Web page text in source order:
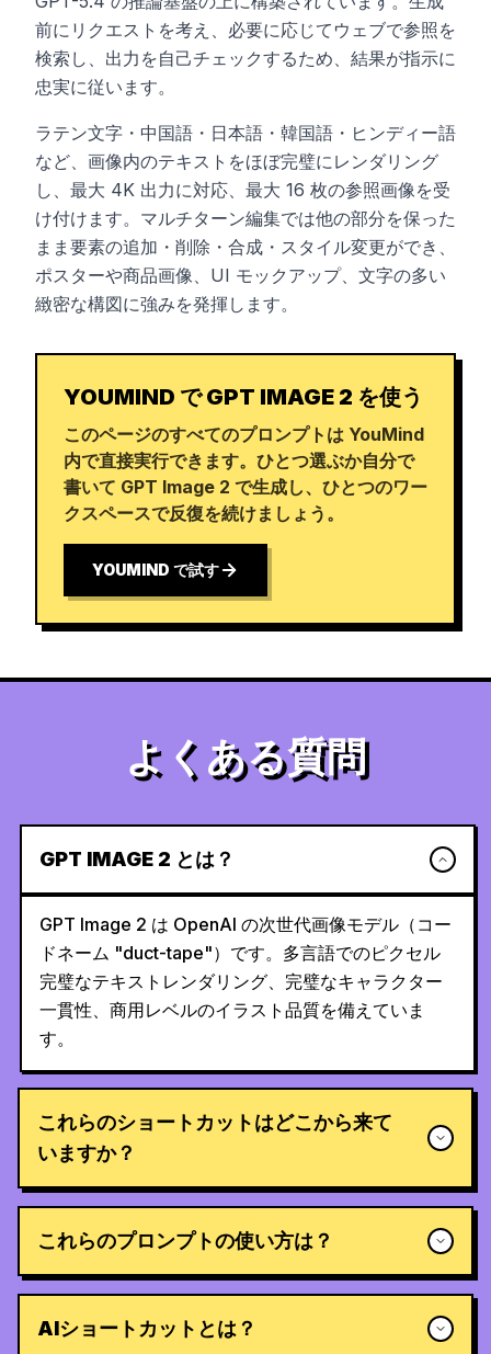
前にリクエストを考え、必要に応じてウェブで参照を
検索し、出力を自己チェックするため、結果が指示に
忠実に従います。
ラテン文字・中国語・日本語・韓国語・ヒンディー語
など、画像内のテキストをほぼ完璧にレンダリング
し、最大 4K 出力に対応、最大 16 枚の参照画像を受
け付けます。マルチターン編集では他の部分を保った
まま要素の追加・削除・合成・スタイル変更ができ、
ポスターや商品画像、UI モックアップ、文字の多い
緻密な構図に強みを発揮します。
YOUMIND で GPT IMAGE 2 を使う
このページのすべてのプロンプトは YouMind
内で直接実行できます。ひとつ選ぶか自分で
書いて GPT Image 2 で生成し、ひとつのワー
クスペースで反復を続けましょう。
YOUMIND で試す
よくある質問
GPT IMAGE 2 とは？
GPT Image 2 は OpenAI の次世代画像モデル（コー
ドネーム "duct-tape"）です。多言語でのピクセル
完璧なテキストレンダリング、完璧なキャラクター
一貫性、商用レベルのイラスト品質を備えていま
す。
これらのショートカットはどこから来て
いますか？
これらのプロンプトの使い方は？
AIショートカットとは？